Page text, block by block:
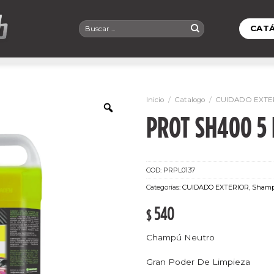
Buscar
por:
Inicio / Catalogo / CUIDADO
PROT SH400 5
COD: PRPL0137
Categorías: CUIDADO EXTERIOR,
$ 540
Champú Neutro
Gran Poder De Limpieza